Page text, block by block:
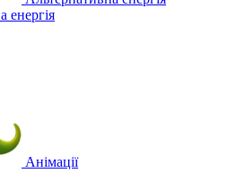
енергія
Анімації